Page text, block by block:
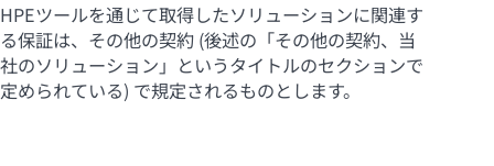
HPEツールを通じて取得したソリューションに関連す
る保証は、その他の契約 (後述の「その他の契約、当
社のソリューション」というタイトルのセクションで
定められている) で規定されるものとします。